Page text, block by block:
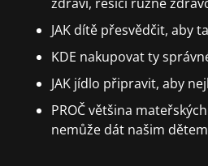
JAK dítě přesvědčit, aby
KDE nakupovat ty
JAK jídlo připravit, aby
PROČ většina
nemůže dát našim